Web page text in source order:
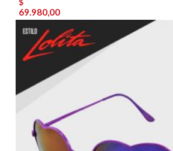
$
69.980,00